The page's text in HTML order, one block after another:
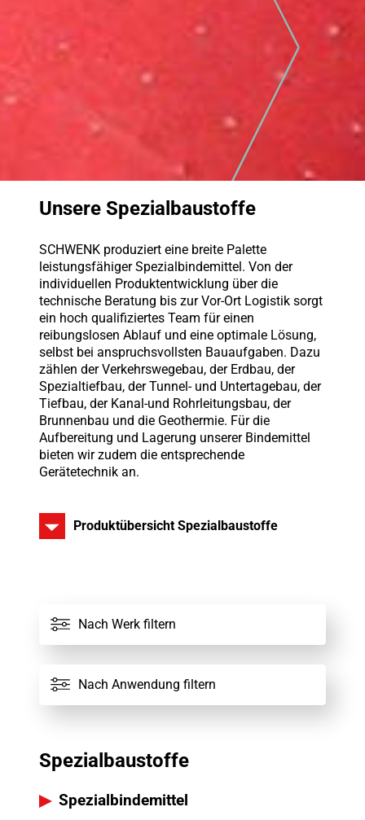
Unsere Spezialbaustoffe
SCHWENK produziert eine breite Palette
leistungsfähiger Spezialbindemittel. Von der
individuellen Produktentwicklung über die
technische Beratung bis zur Vor-Ort Logistik sorgt
ein hoch qualifiziertes Team für einen
reibungslosen Ablauf und eine optimale Lösung,
selbst bei anspruchsvollsten Bauaufgaben. Dazu
zählen der Verkehrswegebau, der Erdbau, der
Spezialtiefbau, der Tunnel- und Untertagebau, der
Tiefbau, der Kanal-und Rohrleitungsbau, der
Brunnenbau und die Geothermie. Für die
Aufbereitung und Lagerung unserer Bindemittel
bieten wir zudem die entsprechende
Gerätetechnik an.
Produktübersicht Spezialbaustoffe
Nach Werk filtern
Alle Werke
Nach Anwendung filtern
Alle Spezialbaustoffe
Spezialbaustoffe
Spezialbindemittel